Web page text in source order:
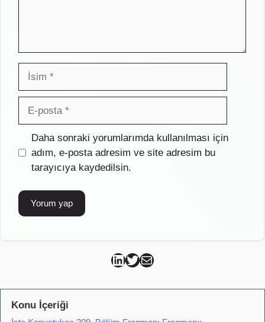
İsim
posta
İnternet
sitesi
Daha sonraki yorumlarımda kullanılması için
adım, e-posta adresim ve site adresim bu
tarayıcıya kaydedilsin.
Can Kütahya Linkedin
Can Kütahya Twitter
Can Kütahya Mail
Konu İçeriği